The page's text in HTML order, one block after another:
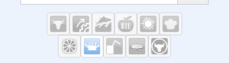
Cсылки на полезные проекты
Молочная